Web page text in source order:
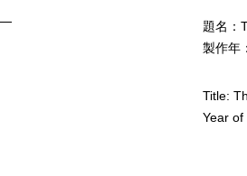
題名：
製作年
Title:
Year of